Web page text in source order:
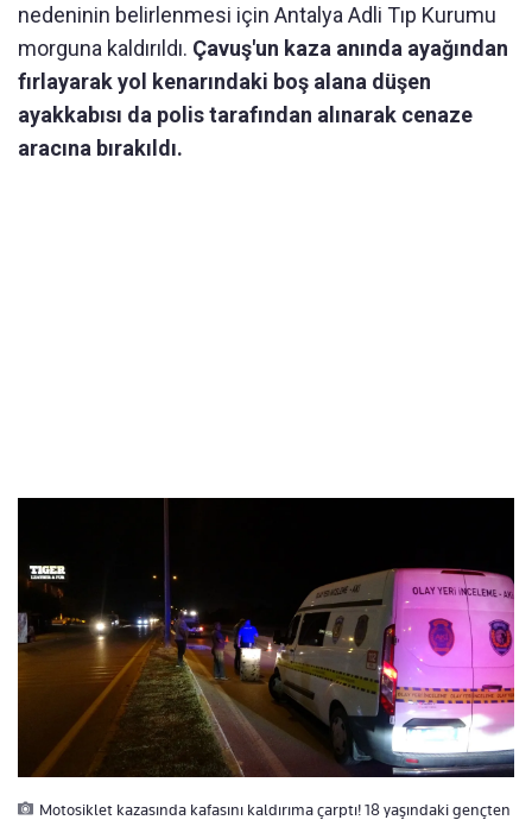
nedeninin belirlenmesi için Antalya Adli Tıp Kurumu
morguna kaldırıldı. Çavuş'un kaza anında ayağından
fırlayarak yol kenarındaki boş alana düşen
ayakkabısı da polis tarafından alınarak cenaze
aracına bırakıldı.
Motosiklet kazasında kafasını kaldırıma çarptı! 18 yaşındaki gençten